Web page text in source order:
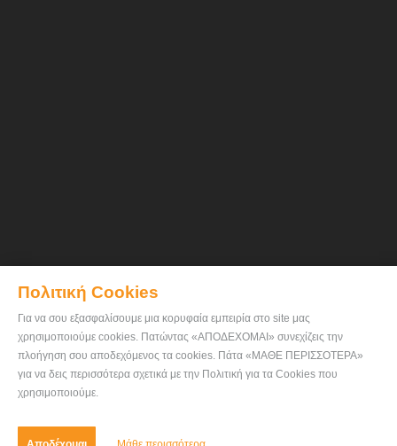
Πολιτική Cookies
Για να σου εξασφαλίσουμε μια κορυφαία εμπειρία στο site μας
χρησιμοποιούμε cookies. Πατώντας «ΑΠΟΔΕΧΟΜΑΙ» συνεχίζεις την
πλοήγηση σου αποδεχόμενος τα cookies. Πάτα «ΜΑΘΕ ΠΕΡΙΣΣΟΤΕΡΑ»
για να δεις περισσότερα σχετικά με την Πολιτική για τα Cookies που
χρησιμοποιούμε.